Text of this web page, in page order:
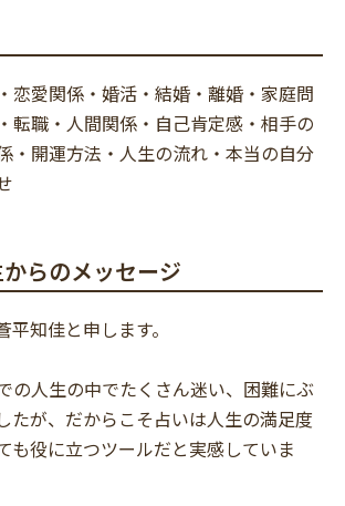
恋愛関係・婚活・結婚・離婚・家庭問
転職・人間関係・自己肯定感・相手の
・開運方法・人生の流れ・本当の自分
らのメッセージ
知佳と申します。
の人生の中でたくさん迷い、困難にぶ
たが、だからこそ占いは人生の満足度
も役に立つツールだと実感していま